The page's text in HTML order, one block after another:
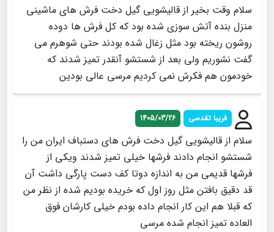
سلام وقت بخیر از قالیشویی گیل دخت فرش های ماشینی
منزل بنده آتش سوزی شده بود که کل فرش ها دوده
روشون ریخته بود مثل زغال شده بودند حتی شوهرم می
گفت نشوریم ولی بعد از شستشو آنقدر تمیز شدند که
خودمون هم فکرش نمی کردیم مرسی عالی بودین
فریبا تقدسی 1405/03/26
سلام از قالیشویی گیل دخت فرش های دستباف ایران من را
شستشو انجام دادند فرشها خیلی تمیز شدند ویکی از
فرشها قدیمی من به اندازه دوتا کف دست پارگی داشت آن
قد دقیق بافتن مثل روز اول که خریده بودیم شده از نظر من
که قبلا هم این کار انجام داده بودم خیلی کارشان فوق
العاده تمیز انجام شده مرسی